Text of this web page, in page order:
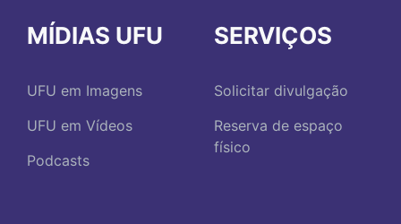
MÍDIAS UFU
UFU em Imagens
UFU em Vídeos
Podcasts
SERVIÇOS
Solicitar divulgação
Reserva de espaço
físico